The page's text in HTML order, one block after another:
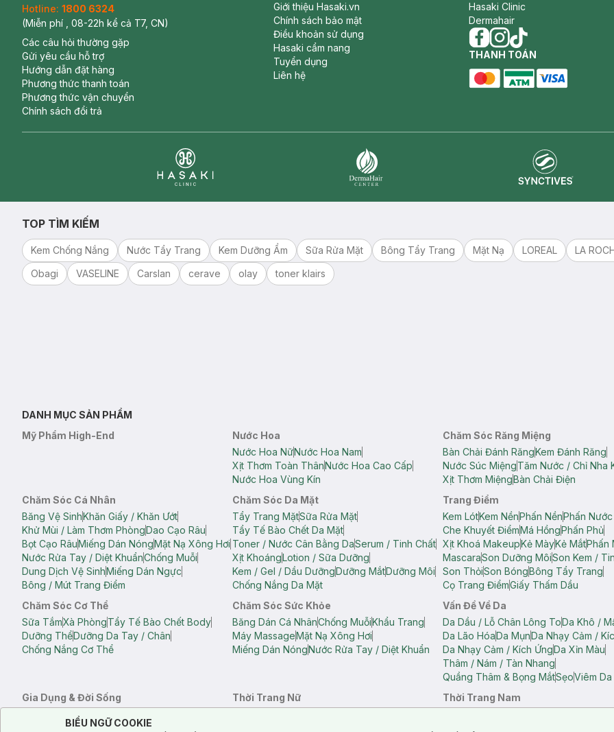
Hotline: 1800 6324
(Miễn phí , 08-22h kể cả T7, CN)
Các câu hỏi thường gặp
Gửi yêu cầu hỗ trợ
Hướng dẫn đặt hàng
Phương thức thanh toán
Phương thức vận chuyển
Chính sách đổi trả
Giới thiệu Hasaki.vn
Chính sách bảo mật
Điều khoản sử dụng
Hasaki cẩm nang
Tuyển dụng
Liên hệ
Hasaki Clinic
Dermahair
facebook
instagram
tiktok
THANH TOÁN
TOP TÌM KIẾM
Kem Chống Nắng Nước Tẩy Trang Kem Dưỡng Ẩm Sữa Rửa Mặt Bông Tẩy Trang Mặt Nạ LOREAL
LA
Obagi
VASELINE Carslan cerave olay toner klairs
DANH MỤC SẢN PHẨM
Mỹ Phẩm High-End
Nước Hoa
Nước Hoa NữNước Hoa Nam
Xịt Thơm Toàn ThânNước Hoa Cao Cấp
Nước Hoa Vùng Kín
Chăm Sóc Răng Miệng
Bàn Chải Đánh RăngKem Đánh Răng
Nước Súc MiệngTăm Nước / Chỉ Nha
Xịt Thơm MiệngBàn Chải Điện
Chăm Sóc Cá Nhân
Băng Vệ SinhKhăn Giấy / Khăn Ướt
Khử Mùi / Làm Thơm PhòngDao Cạo Râu
Bọt Cạo RâuMiếng Dán NóngMặt Nạ Xông Hơi
Nước Rửa Tay / Diệt KhuẩnChống Muỗi
Dung Dịch Vệ SinhMiếng Dán Ngực
Bông / Mút Trang Điểm
Chăm Sóc Da Mặt
Tẩy Trang MặtSữa Rửa Mặt
Tẩy Tế Bào Chết Da Mặt
Toner / Nước Cân Bằng DaSerum / Tinh Chất
Xịt KhoángLotion / Sữa Dưỡng
Kem / Gel / Dầu DưỡngDưỡng MắtDưỡng Môi
Chống Nắng Da Mặt
Trang Điểm
Kem LótKem NềnPhấn NềnPhấn
Che Khuyết ĐiểmMá HồngPhấn Phủ
Xịt Khoá MakeupKẻ MàyKẻ MắtPhấn
MascaraSon Dưỡng MôiSon Kem /
Son ThỏiSon BóngBông Tẩy Trang
Cọ Trang ĐiểmGiấy Thấm Dầu
Chăm Sóc Cơ Thể
Sữa TắmXà PhòngTẩy Tế Bào Chết Body
Dưỡng ThểDưỡng Da Tay / Chân
Chống Nắng Cơ Thể
Chăm Sóc Sức Khỏe
Băng Dán Cá NhânChống MuỗiKhẩu Trang
Máy MassageMặt Nạ Xông Hơi
Miếng Dán NóngNước Rửa Tay / Diệt Khuẩn
Vấn Đề Về Da
Da Dầu / Lỗ Chân Lông ToDa Khô /
Da Lão HóaDa MụnDa Nhạy Cảm /
Da Nhạy Cảm / Kích ỨngDa Xỉn Màu
Thâm / Nám / Tàn Nhang
Quầng Thâm & Bọng MắtSẹoViêm
Gia Dụng & Đời Sống
Bông Tắm / Phụ Kiện Tắm
Phụ Kiện Điện Thoại Quạt Cầm Tay / Quạt Mini
Thời Trang Nữ
Thời Trang Nam
Cookie Consent
Notice about cookies usage
BIỂU NGỮ COOKIE